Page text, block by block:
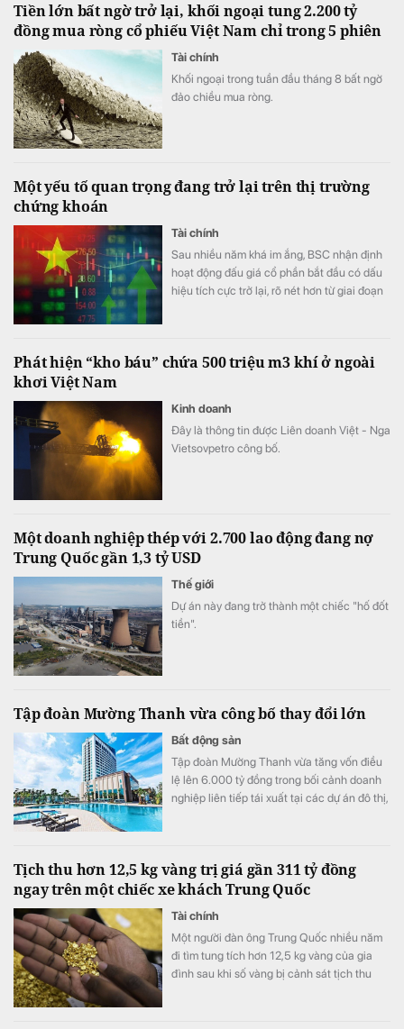
Tiền lớn bất ngờ trở lại, khối ngoại tung 2.200 tỷ
đồng mua ròng cổ phiếu Việt Nam chỉ trong 5 phiên
Tài chính
Khối ngoại trong tuần đầu tháng 8 bất ngờ
đảo chiều mua ròng.
Một yếu tố quan trọng đang trở lại trên thị trường
chứng khoán
Tài chính
Sau nhiều năm khá im ắng, BSC nhận định
hoạt động đấu giá cổ phần bắt đầu có dấu
hiệu tích cực trở lại, rõ nét hơn từ giai đoạn
Phát hiện “kho báu” chứa 500 triệu m3 khí ở ngoài
khơi Việt Nam
Kinh doanh
Đây là thông tin được Liên doanh Việt - Nga
Vietsovpetro công bố.
Một doanh nghiệp thép với 2.700 lao động đang nợ
Trung Quốc gần 1,3 tỷ USD
Thế giới
Dự án này đang trở thành một chiếc "hố đốt
tiền".
Tập đoàn Mường Thanh vừa công bố thay đổi lớn
Bất động sản
Tập đoàn Mường Thanh vừa tăng vốn điều
lệ lên 6.000 tỷ đồng trong bối cảnh doanh
nghiệp liên tiếp tái xuất tại các dự án đô thị,
Tịch thu hơn 12,5 kg vàng trị giá gần 311 tỷ đồng
ngay trên một chiếc xe khách Trung Quốc
Tài chính
Một người đàn ông Trung Quốc nhiều năm
đi tìm tung tích hơn 12,5 kg vàng của gia
đình sau khi số vàng bị cảnh sát tịch thu